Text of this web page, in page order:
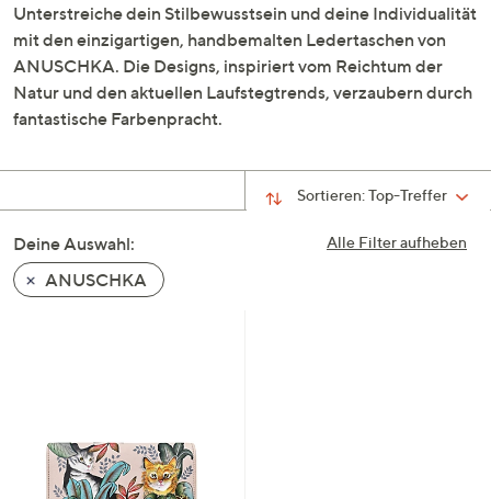
rechts,
um
diese
anzuzeigen.
Unterstreiche dein Stilbewusstsein und deine Individualität
mit den einzigartigen, handbemalten Ledertaschen von
ANUSCHKA. Die Designs, inspiriert vom Reichtum der
Natur und den aktuellen Laufstegtrends, verzaubern durch
fantastische Farbenpracht.
Sortieren:Top-Treffer
Alle Filter aufheben
Deine Auswahl:
ANUSCHKA